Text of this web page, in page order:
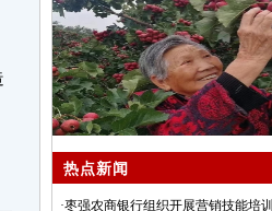
热点新闻
·枣强农商银行组织开展营销技能培训